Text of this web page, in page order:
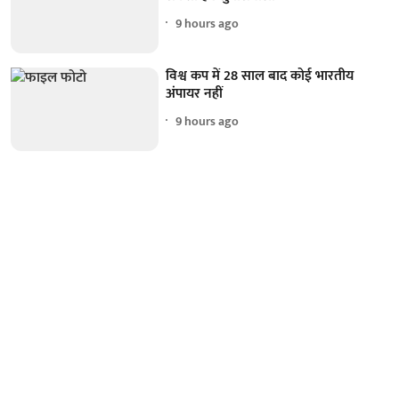
9 hours ago
विश्व कप में 28 साल बाद कोई भारतीय
अंपायर नहीं
9 hours ago